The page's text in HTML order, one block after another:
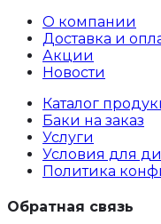
О компании
Доставка и
Акции
Новости
Каталог
Баки на заказ
Услуги
Условия для
Политика
Обратная связь